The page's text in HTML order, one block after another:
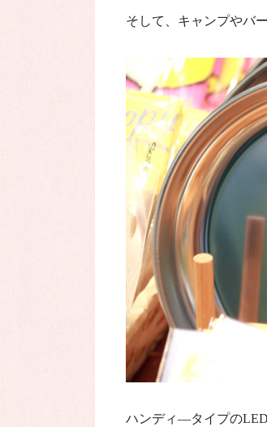
そして、キャンプやバ
ハンディ―タイプのLED